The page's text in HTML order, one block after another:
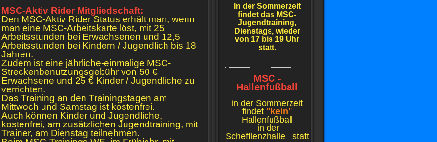
MSC-Aktiv Rider Mitgliedschaft:
Den MSC-Aktiv Rider Status erhält man, wenn
man eine MSC-Arbeitskarte löst, mit 25
Arbeitsstunden bei Erwachsenen und 12,5
Arbeitsstunden bei Kindern / Jugendlich bis 18
Jahren.
Zudem ist eine jährliche-einmalige MSC-
Streckenbenutzungsgebühr von 50 €
Erwachsene und 25 € Kinder / Jugendliche zu
verrichten.
Das Training an den Trainingstagen am
Mittwoch und Samstag ist kostenfrei.
Auch können Kinder und Jugendliche,
kostenfrei, am zusätzlichen Jugendtraining, mit
Trainer, am Dienstag teilnehmen.
In der Sommerzeit
findet das MSC-
Jugendtraining,
Dienstags, wieder
von 17 bis 19 Uhr
statt.
MSC -
Hallenfußball
in der Sommerzeit
findet "kein"
Hallenfußball
in der
Schefflenzhalle
statt